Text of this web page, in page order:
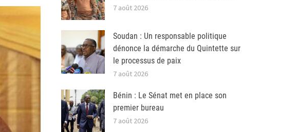
7 août 2026
Soudan : Un responsable politique
dénonce la démarche du Quintette sur
le processus de paix
7 août 2026
Bénin : Le Sénat met en place son
premier bureau
7 août 2026